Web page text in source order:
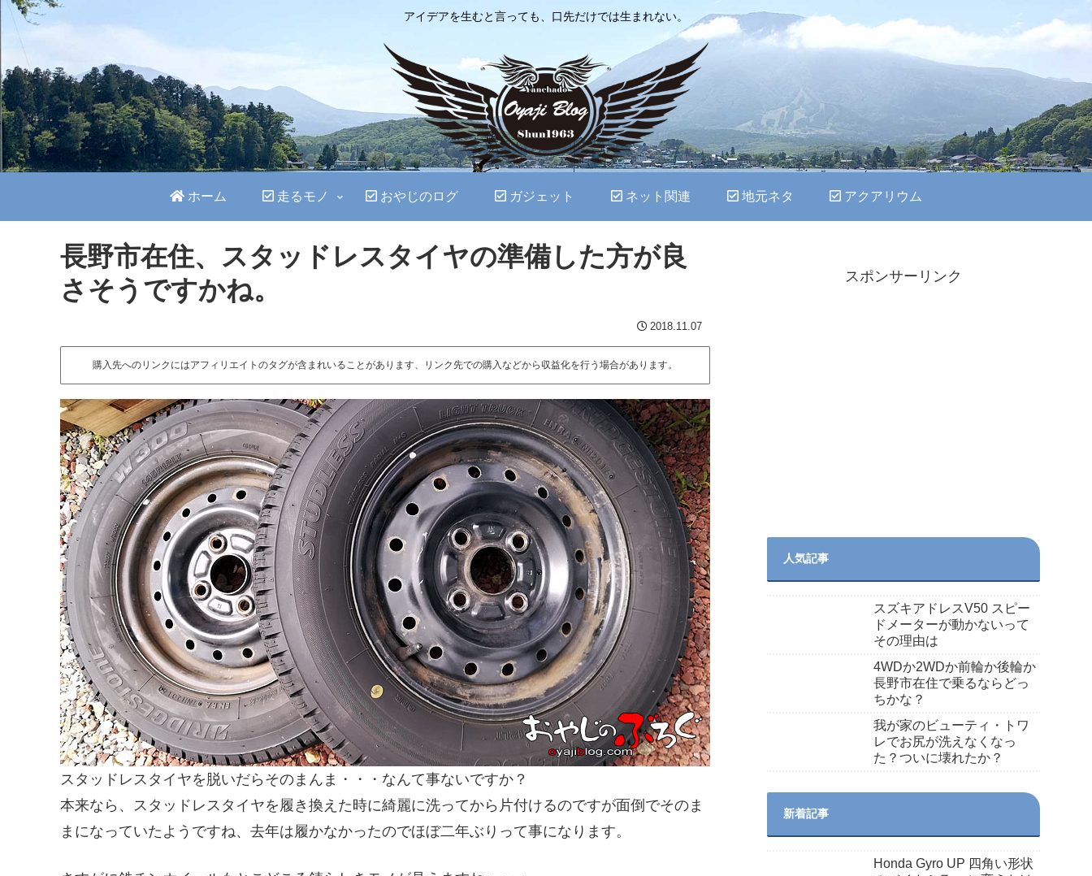
アイデアを生むと言っても、口先だけでは生まれない。
ホーム 走るモノ おやじのログ ガジェット ネット関連 地元ネタ アクアリウム
長野市在住、スタッドレスタイヤの準備した方が良
さそうですかね。
2018.11.07
購入先へのリンクにはアフィリエイトのタグが含まれいることがあります、リンク先での購入などから収益化を行う場合があります。
スタッドレスタイヤを脱いだらそのまんま・・・なんて事ないですか？
本来なら、スタッドレスタイヤを履き換えた時に綺麗に洗ってから片付けるのですが面倒でそのま
まになっていたようですね、去年は履かなかったのでほぼ二年ぶりって事になります。
スポンサーリンク
人気記事
スズキアドレスV50 スピー
ドメーターが動かないって
その理由は
4WDか2WDか前輪か後輪か
長野市在住で乗るならどっ
ちかな？
我が家のビューティ・トワ
レでお尻が洗えなくなっ
た？ついに壊れたか？
新着記事
Honda Gyro UP 四角い形状